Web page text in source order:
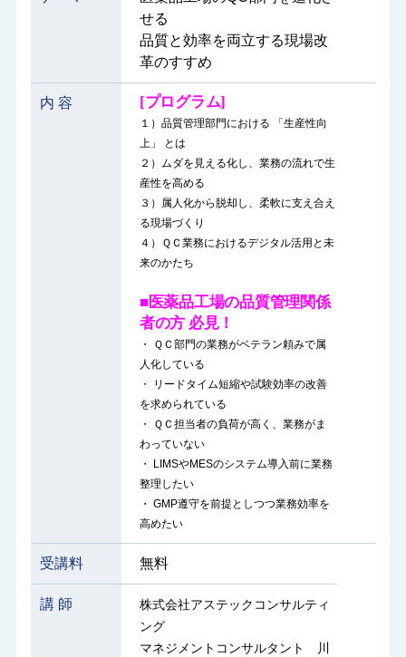
せる
品質と効率を両立する現場改
革のすすめ
内 容 [プログラム]
１）品質管理部門における 「生産性向
上」 とは
２）ムダを見える化し、業務の流れで生
産性を高める
３）属人化から脱却し、柔軟に支え合え
る現場づくり
４）ＱＣ業務におけるデジタル活用と未
来のかたち
■医薬品工場の品質管理関係
者の方 必見！
・ ＱＣ部門の業務がベテラン頼みで属
人化している
・ リードタイム短縮や試験効率の改善
を求められている
・
ＱＣ担当者の負荷が高く、業務がま
わっていない
・
LIMSやMESのシステム導入前に業務
整理したい
・ GMP遵守を前提としつつ業務効率を
高めたい
受講料 無料
講 師
株式会社アステックコンサルティ
ング
マネジメントコンサルタント 川